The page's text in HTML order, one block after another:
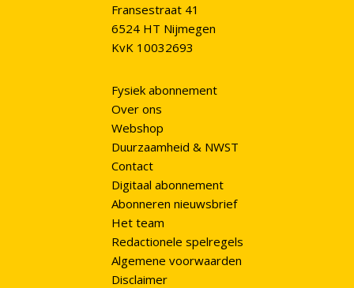
Fransestraat 41
6524 HT Nijmegen
KvK 10032693
Fysiek abonnement
Over ons
Webshop
Duurzaamheid & NWST
Contact
Digitaal abonnement
Abonneren nieuwsbrief
Het team
Redactionele spelregels
Algemene voorwaarden
Disclaimer